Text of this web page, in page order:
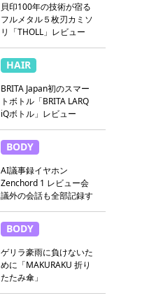
貝印100年の技術が宿る
フルメタル５枚刃カミソ
リ「THOLL」レビュー
HAIR
BRITA Japan初のスマー
トボトル「BRITA LARQ
iQボトル」レビュー
BODY
AI議事録イヤホン
Zenchord 1 レビュー会
議外の会話も全部記録す
BODY
ゲリラ豪雨に負けないた
めに「MAKURAKU 折り
たたみ傘」